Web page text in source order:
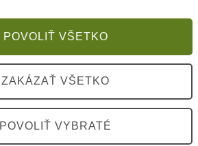
POVOLIŤ VŠETKO
ZAKÁZAŤ VŠETKO
POVOLIŤ VYBRATÉ